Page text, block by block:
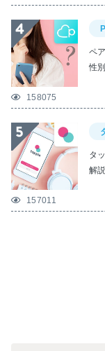
158075
ペ
性
157011
タ
解説